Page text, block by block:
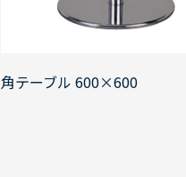
角テーブル 600×600